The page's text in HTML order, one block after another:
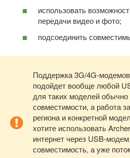
использовать
передачи видео и фото;
подсоединить
Поддержка 3G/4G-модемов
подойдет вообще любой
для таких моделей обычно
совместимости, а работа
региона и конкретной
хотите использовать
интернет через USB-
совместимость, а уже